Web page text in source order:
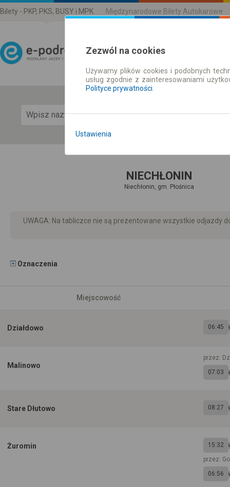
Bilety - PKP, PKS, BUSY i MPK Międzynarodowe Bilety Autokarowe
Rozkład Jazdy | Bilety
NIECHŁONIN
Niechłonin, gm. Płośnica
UWAGA: Na tabliczce nie są prezentowane wszystkie odjazdy
Oznaczenia
Miejscowość
Działdowo 06:45
Malinowo
przez:
07:03
Stare Dłutowo 08:27
Żuromin
15:32
przez:
06:56
Zezwól na cookies
Używamy plików cookies i podobnych
usług zgodnie z zainteresowaniami
Polityce prywatności
Ustawienia